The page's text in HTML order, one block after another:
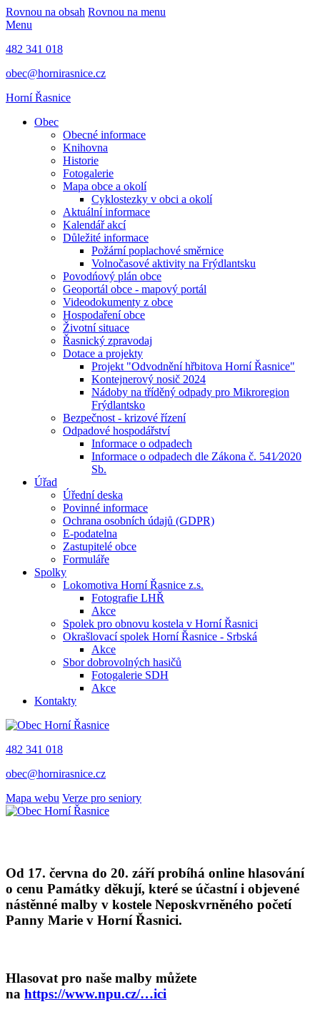
Rovnou na obsah Rovnou na menu
Menu
482 341 018
obec@hornirasnice.cz
Horní Řasnice
Obec
Obecné informace
Knihovna
Historie
Fotogalerie
Mapa obce a okolí
Cyklostezky v obci a okolí
Aktuální informace
Kalendář akcí
Důležité informace
Požární poplachové směrnice
Volnočasové aktivity na Frýdlantsku
Povodńový plán obce
Geoportál obce - mapový portál
Videodokumenty z obce
Hospodaření obce
Životní situace
Řasnický zpravodaj
Dotace a projekty
Projekt "Odvodnění hřbitova Horní Řasnice"
Kontejnerový nosič 2024
Nádoby na tříděný odpady pro Mikroregion
Frýdlantsko
Bezpečnost - krizové řízení
Odpadové hospodářství
Informace o odpadech
Informace o odpadech dle Zákona č. 541⁄2020
Sb.
Úřad
Úřední deska
Povinné informace
Ochrana osobních údajů (GDPR)
E-podatelna
Zastupitelé obce
Formuláře
Spolky
Lokomotiva Horní Řasnice z.s.
Fotografie LHŘ
Akce
Spolek pro obnovu kostela v Horní Řasnici
Okrašlovací spolek Horní Řasnice - Srbská
Akce
Sbor dobrovolných hasičů
Fotogalerie SDH
Akce
Kontakty
482 341 018
obec@hornirasnice.cz
Mapa webu Verze pro seniory
Od 17. června do 20. září probíhá online hlasování
o cenu Památky děkují, které se účastní i objevené
nástěnné malby v kostele Neposkvrněného početí
Panny Marie v Horní Řasnici.
Hlasovat pro naše malby můžete
na https://www.npu.cz/…ici